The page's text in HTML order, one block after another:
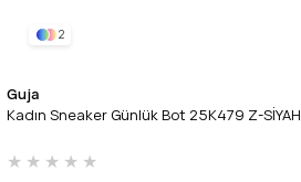
2
Guja
Kadın Sneaker Günlük Bot 25K479 Z-SİYAH
★ ★ ★ ★ ★